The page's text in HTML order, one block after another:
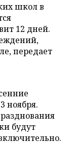
школ в
12 дней.
передает
ноября.
будут